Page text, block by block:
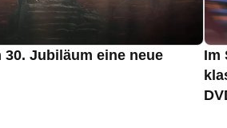
30. Jubiläum eine neue
Im